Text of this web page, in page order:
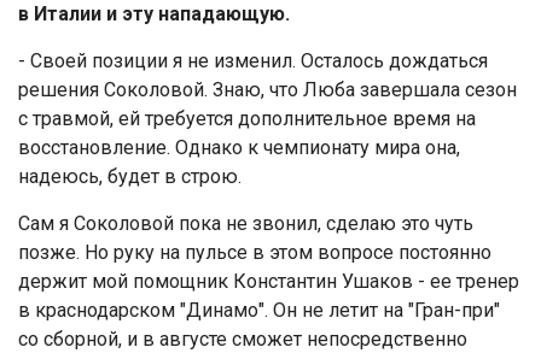
в Италии и эту нападающую.
- Своей позиции я не изменил. Осталось дождаться
решения Соколовой. Знаю, что Люба завершала сезон
с травмой, ей требуется дополнительное время на
восстановление. Однако к чемпионату мира она,
надеюсь, будет в строю.
Сам я Соколовой пока не звонил, сделаю это чуть
позже. Но руку на пульсе в этом вопросе постоянно
держит мой помощник Константин Ушаков - ее тренер
в краснодарском "Динамо". Он не летит на "Гран-при"
со сборной, и в августе сможет непосредственно